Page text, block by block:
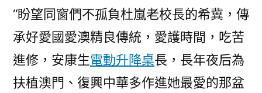
“盼望同窗們不孤負杜嵐老校長的希冀，傳
承好愛國愛澳精良傳統，愛護時間，吃苦
進修，安康生電動升降桌長，長年夜后為
扶植澳門、復興中華多作進她最愛的那盆